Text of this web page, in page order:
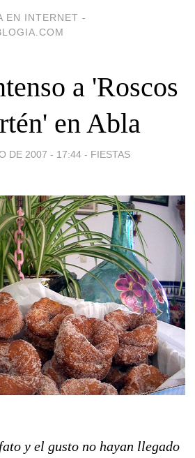
EN INTERNET -
a 'Roscos
en Abla
DE 2007 - 17:44 - FIESTAS
y el gusto no hayan llegado